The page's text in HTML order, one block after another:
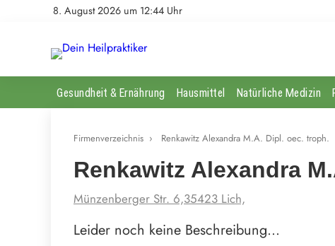
8. August 2026 um 12:44 Uhr
Gesundheit & Ernährung Hausmittel Natürliche Medizin
Firmenverzeichnis › Renkawitz Alexandra M.A. Dipl. oec. troph.
Renkawitz Alexandra
Münzenberger Str. 6,35423 Lich,
Leider noch keine Beschreibung…